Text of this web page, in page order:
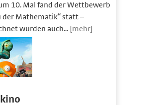
10. Mal fand der Wettbewerb
der Mathematik“ statt –
wurden auch... [mehr]